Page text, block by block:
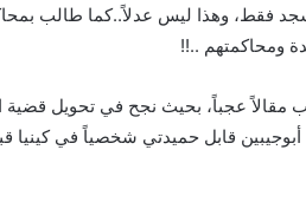
فقط، وهذا ليس عدلاً..كما طالب
ومحاكمتهم ..!!
مقالاً عجباً، بحيث نجح في تحويل
أبوجيبين قابل حميدتي شخصياً في